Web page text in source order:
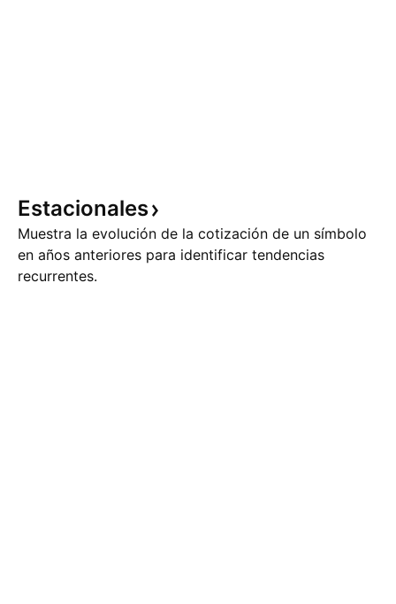
Estacionales
Muestra la evolución de la cotización de un símbolo
en años anteriores para identificar tendencias
recurrentes.